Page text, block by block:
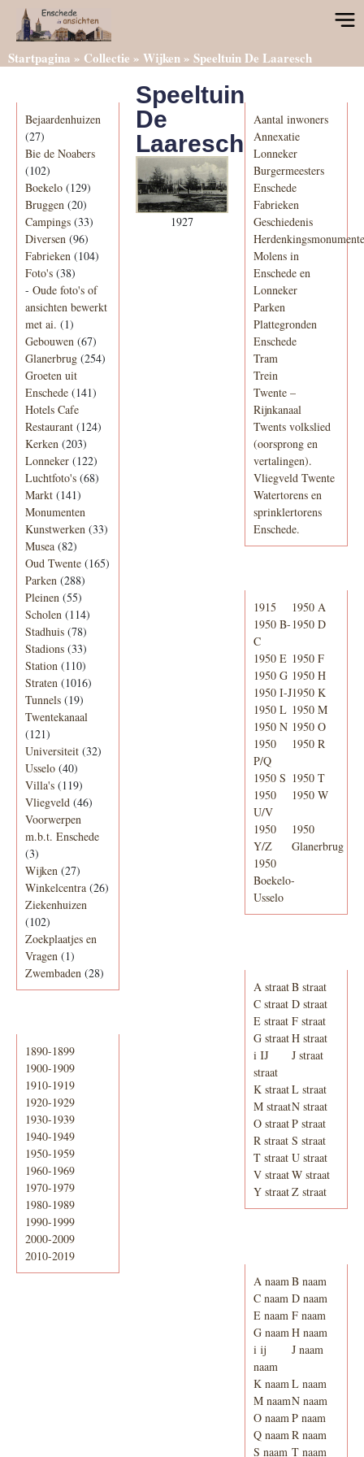
Startpagina » Collectie » Wijken» Speeltuin De Laaresch
Bejaardenhuizen
(27)
Bie de Noabers
(102)
Boekelo (129)
Bruggen (20)
Campings (33)
Diversen (96)
Fabrieken (104)
Foto's (38)
- Oude foto's of
ansichten bewerkt
met ai. (1)
Gebouwen (67)
Glanerbrug (254)
Groeten uit
Enschede (141)
Hotels Cafe
Restaurant (124)
Kerken (203)
Lonneker (122)
Luchtfoto's (68)
Markt (141)
Monumenten
Kunstwerken (33)
Musea (82)
Oud Twente (165)
Parken (288)
Pleinen (55)
Scholen (114)
Stadhuis (78)
Stadions (33)
Station (110)
Straten (1016)
Tunnels (19)
Twentekanaal
(121)
Universiteit (32)
Usselo (40)
Villa's (119)
Vliegveld (46)
Voorwerpen
m.b.t. Enschede
(3)
Wijken (27)
Winkelcentra (26)
Ziekenhuizen
(102)
Zoekplaatjes en
Vragen (1)
Zwembaden (28)
1890-1899
1900-1909
1910-1919
1920-1929
1930-1939
1940-1949
1950-1959
1960-1969
1970-1979
1980-1989
1990-1999
2000-2009
2010-2019
Speeltuin
De
Laaresch
1927
Aantal inwoners
Annexatie
Lonneker
Burgermeesters
Enschede
Fabrieken
Geschiedenis
Molens in
Enschede en
Lonneker
Parken
Plattegronden
Enschede
Tram
Trein
Twente –
Rijnkanaal
Twents volkslied
(oorsprong en
vertalingen).
Vliegveld Twente
Watertorens en
sprinklertorens
Enschede.
1915
1950 A
1950 B-
C
1950 D
1950 E 1950 F
1950 G 1950 H
1950 I-J1950 K
1950 L 1950 M
1950 N 1950 O
1950
P/Q
1950 R
1950 S 1950 T
1950
U/V
1950 W
1950
Y/Z
1950
Glanerbrug
1950
Boekelo-
Usselo
A straatB straat
C straat D straat
E straat F straat
G straatH straat
i IJ
straat
J straat
K straatL straat
M straatN straat
O straatP straat
R straat S straat
T straat U straat
V straatW straat
Y straatZ straat
A naamB naam
C naam D naam
E naam F naam
G naamH naam
i ij
naam
J naam
K naamL naam
M naamN naam
O naamP naam
Q naamR naam
S naam T naam